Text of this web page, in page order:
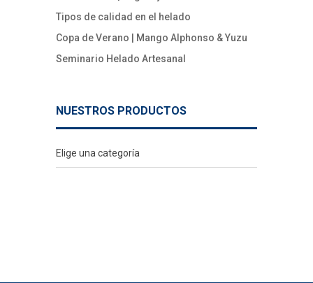
Tipos de calidad en el helado
Copa de Verano | Mango Alphonso & Yuzu
Seminario Helado Artesanal
NUESTROS PRODUCTOS
Elige una categoría